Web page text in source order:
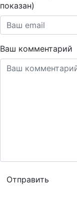
показан)
Ваш комментарий